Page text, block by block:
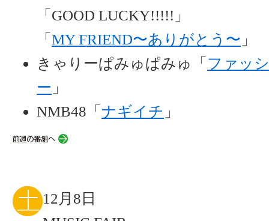
「GOOD LUCKY!!!!!」
「 MY FRIEND〜ありがとう〜 」
きゃりーぱみゅぱみゅ「 ファッ
ー 」
NMB48「 ナギイチ 」
12月8日